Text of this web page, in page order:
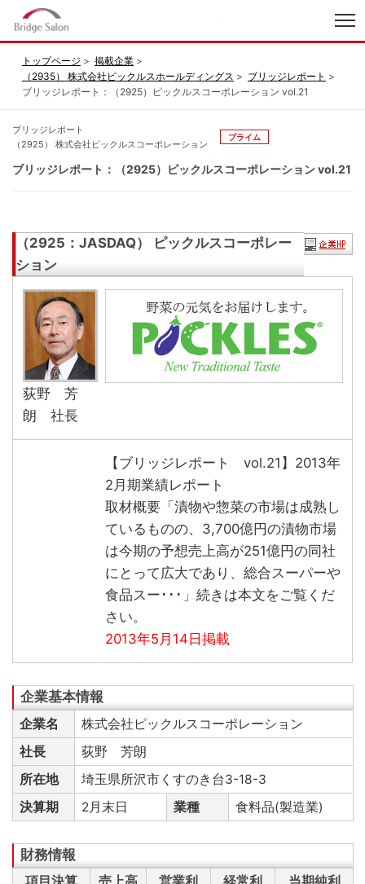
トップページ
掲載企業
（2935） 株式会社ピックルスホールディングス
ブリッジレポート
ブリッジレポート：（2925）ピックルスコーポレーション vol.21
ブリッジレポート
（2925） 株式会社ピックルスコーポレーション
プライム
ブリッジレポート：（2925）ピックルスコーポレーション vol.21
（2925：JASDAQ） ピックルスコーポレー
ション
荻野 芳
朗 社長
【ブリッジレポート vol.21】2013年
2月期業績レポート
取材概要「漬物や惣菜の市場は成熟し
ているものの、3,700億円の漬物市場
は今期の予想売上高が251億円の同社
にとって広大であり、総合スーパーや
食品スー･･･」続きは本文をご覧くだ
さい。
2013年5月14日掲載
企業名
株式会社ピックルスコーポレーション
社長
荻野 芳朗
所在地
埼玉県所沢市くすのき台3-18-3
決算期
2月末日 業種 食料品(製造業)